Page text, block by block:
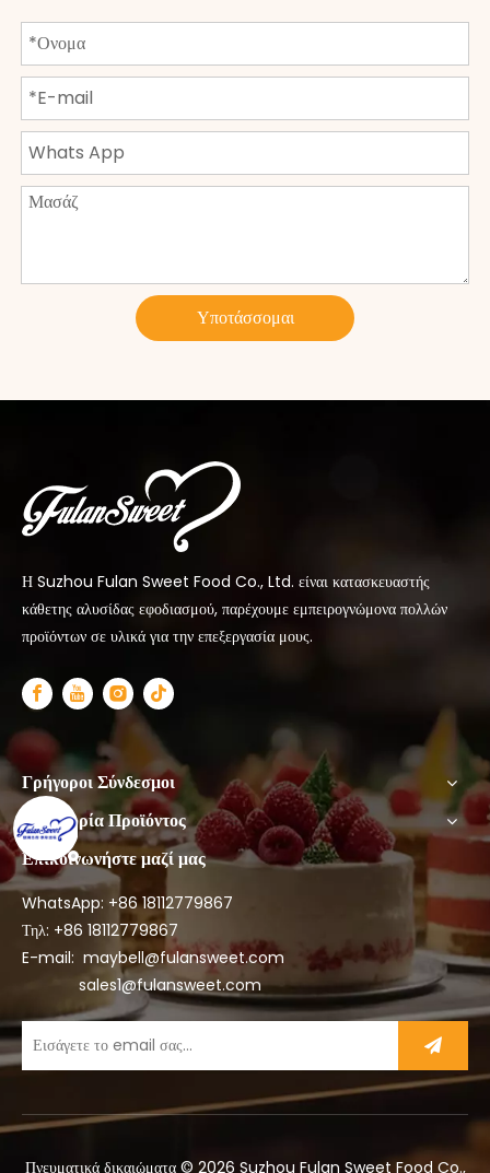
Υποτάσσομαι
Η Suzhou Fulan Sweet Food Co., Ltd. είναι κατασκευαστής
κάθετης αλυσίδας εφοδιασμού, παρέχουμε εμπειρογνώμονα πολλών
προϊόντων σε υλικά για την επεξεργασία μους.
Γρήγοροι Σύνδεσμοι
Κατηγορία Προϊόντος
Επικοινωνήστε μαζί μας
WhatsApp: +8618112779867
Τηλ: +86 18112779867
E-mail: maybell@fulansweet.com
sales1@fulansweet.com
Πνευματικά δικαιώματα © 2026 Suzhou Fulan Sweet Food Co.,